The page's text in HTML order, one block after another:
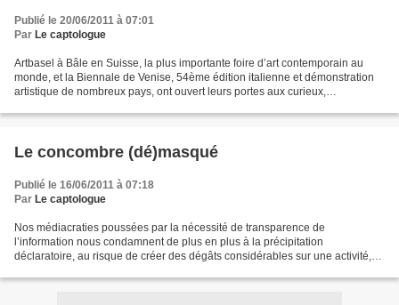
Publié le 20/06/2011 à 07:01
Par Le captologue
Artbasel à Bâle en Suisse, la plus importante foire d’art contemporain au
monde, et la Biennale de Venise, 54ème édition italienne et démonstration
artistique de nombreux pays, ont ouvert leurs portes aux curieux,
Le concombre (dé)masqué
Publié le 16/06/2011 à 07:18
Par Le captologue
Nos médiacraties poussées par la nécessité de transparence de
l’information nous condamnent de plus en plus à la précipitation
déclaratoire, au risque de créer des dégâts considérables sur une activité,